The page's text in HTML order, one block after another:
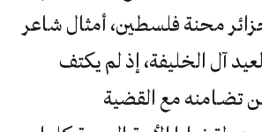
محنة فلسطين، أمثال شاعر
آل الخليفة، إذ لم يكتف
تضـامنه مع القضية